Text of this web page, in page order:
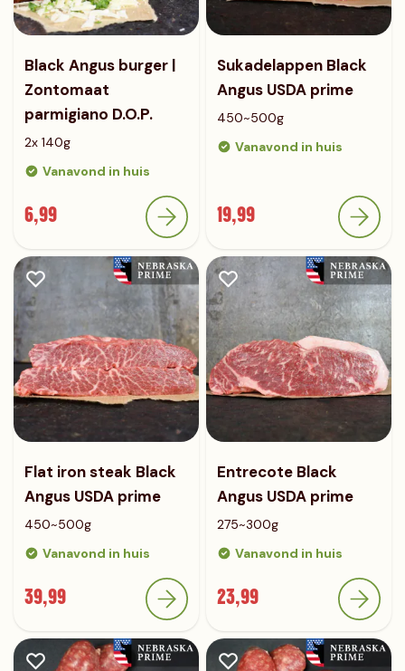
Black Angus burger |
Zontomaat
parmigiano D.O.P.
2x 140g
Vanavond in huis
6,99
Sukadelappen Black
Angus USDA prime
450~500g
Vanavond in huis
19,99
Flat iron steak Black
Angus USDA prime
450~500g
Vanavond in huis
39,99
Entrecote Black
Angus USDA prime
275~300g
Vanavond in huis
23,99